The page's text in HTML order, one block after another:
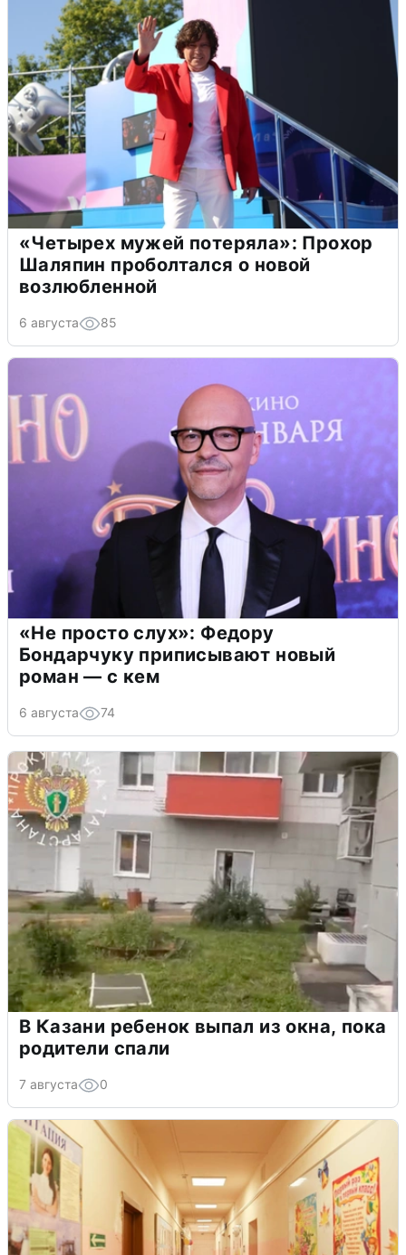
«Четырех мужей потеряла»: Прохор
Шаляпин проболтался о новой
возлюбленной
6 августа 85
«Не просто слух»: Федору
Бондарчуку приписывают новый
роман — с кем
6 августа 74
В Казани ребенок выпал из окна, пока
родители спали
7 августа 0